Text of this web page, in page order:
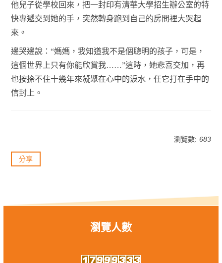
他兒子從學校回來，把一封印有清華大學招生辦公室的特
快專遞交到她的手，突然轉身跑到自己的房間裡大哭起
來。
邊哭邊說：“媽媽，我知道我不是個聰明的孩子，可是，
這個世界上只有你能欣賞我……”這時，她悲喜交加，再
也按捺不住十幾年來凝聚在心中的淚水，任它打在手中的
信封上。
瀏覽數: 683
分享
瀏覽人數